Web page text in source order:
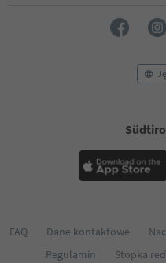
FAQ Dane kontaktowe
Regulamin
Stopka